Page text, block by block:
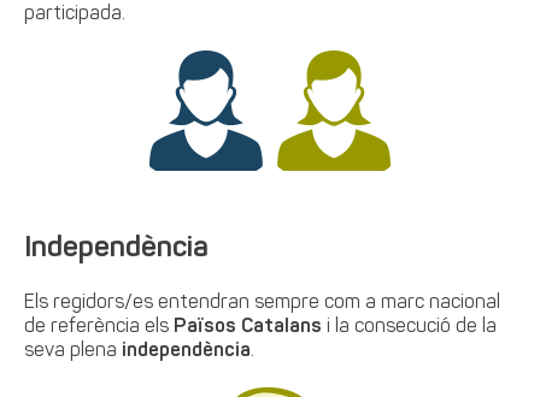
participada.
Independència
Els regidors/es entendran sempre com a marc nacional
de referència els Països Catalans i la consecució de la
seva plena independència.